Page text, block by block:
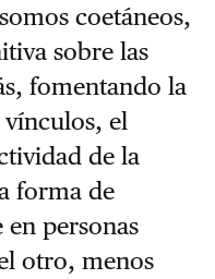
coetáneos,
sobre las
fomentando la
el
de la
forma de
personas
otro, menos